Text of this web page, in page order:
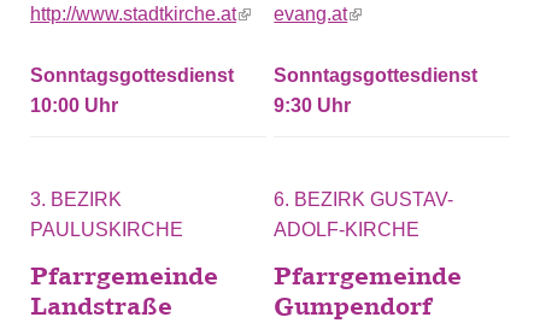
http://www.stadtkirche.at(link is external)
Sonntagsgottesdienst
10:00
evang.at(link is external)
Sonntagsgottesdienst
9:30
3. BEZIRK
PAULUSKIRCHE
Pfarrgemeinde
Landstraße
6. BEZIRK GUSTAV-
ADOLF-KIRCHE
Pfarrgemeinde
Gumpendorf